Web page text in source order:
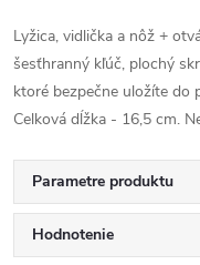
Lyžica, vidlička a nôž +
šesťhranný kľúč, plochý
ktoré bezpečne uložíte do
Celková dĺžka - 16,5 cm.
Parametre produktu
Hodnotenie